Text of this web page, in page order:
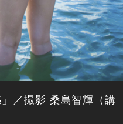
／撮影 桑島智輝（講